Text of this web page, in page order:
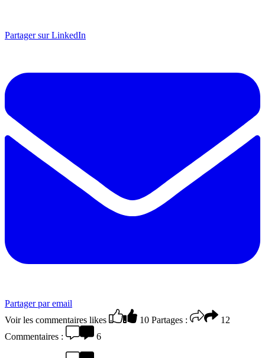
Partager sur LinkedIn
Partager par email
Voir les commentaires likes 10 Partages :
12
Commentaires :
6